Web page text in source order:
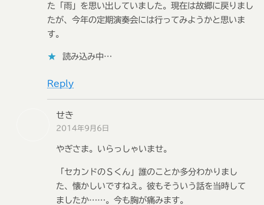
た「雨」を思い出していました。現在は故郷に戻りまし
たが、今年の定期演奏会には行ってみようかと思いま
す。
読み込み中…
Reply
せき
2014年9月6日
やぎさま。いらっしゃいませ。
「セカンドのＳくん」誰のことか多分わかりまし
た、懐かしいですねえ。彼もそういう話を当時して
ましたか……。今も胸が痛みます。